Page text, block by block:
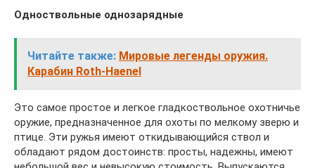
Одноствольные однозарядные
Читайте также: Мировые легенды оружия.
Карабин Roth-Haenel
Это самое простое и легкое гладкоствольное охотничье
оружие, предназначенное для охоты по мелкому зверю и
птице. Эти ружья имеют откидывающийся ствол и
обладают рядом достоинств: просты, надежны, имеют